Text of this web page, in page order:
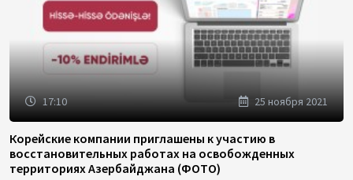
17:10 25 ноября 2021
Корейские компании приглашены к участию в
восстановительных работах на освобожденных
территориях Азербайджана (ФОТО)